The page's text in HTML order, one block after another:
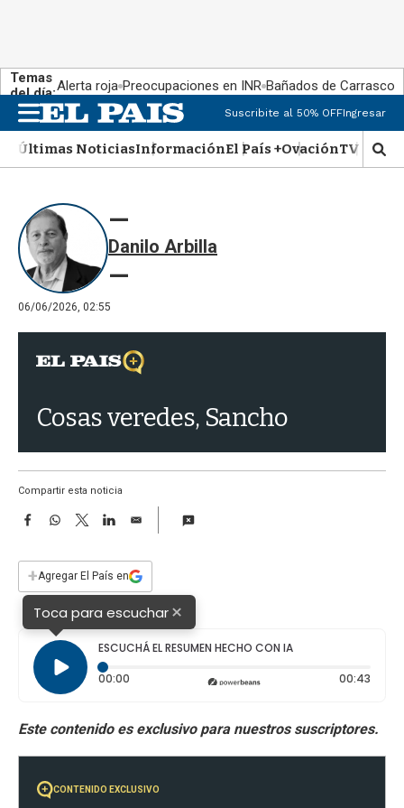
Temas
del día:Alerta roja Preocupaciones en INR Bañados de Carrasco
n
u
Suscribite al 50% OFFIngresar
Últimas NoticiasInformaciónEl País +OvaciónTV Show
M
o
q
Danilo Arbilla
06/06/2026, 02:55
Cosas veredes, Sancho
Compartir esta noticia
F
e
b
o
o
W
s
p
p
T
w
t
r
L
I
n
E
i
l
+Agregar El País en
Toca para escuchar×
ESCUCHÁ EL RESUMEN HECHO CON IA
00:00 Tiempo transcurrido: 0 segundos 00:43
CONTENIDO EXCLUSIVO